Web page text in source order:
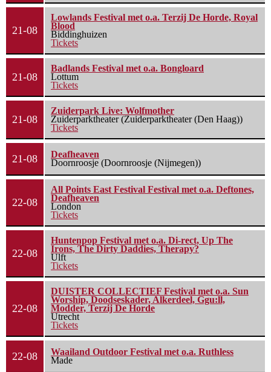
21-08
Lowlands Festival met o.a. Terzij De Horde, Royal
Blood
Biddinghuizen
Tickets
21-08
Badlands Festival met o.a. Bongloard
Lottum
Tickets
21-08
Zuiderpark Live: Wolfmother
Zuiderparktheater (Zuiderparktheater (Den Haag))
Tickets
21-08
Deafheaven
Doornroosje (Doornroosje (Nijmegen))
22-08
All Points East Festival Festival met o.a. Deftones,
Deafheaven
London
Tickets
22-08
Huntenpop Festival met o.a. Di-rect, Up The
Irons, The Dirty Daddies, Therapy?
Ulft
Tickets
22-08
DUISTER COLLECTIEF Festival met o.a. Sun
Worship, Doodseskader, Alkerdeel, Ggu:ll,
Modder, Terzij De Horde
Utrecht
Tickets
22-08
Waailand Outdoor Festival met o.a. Ruthless
Made